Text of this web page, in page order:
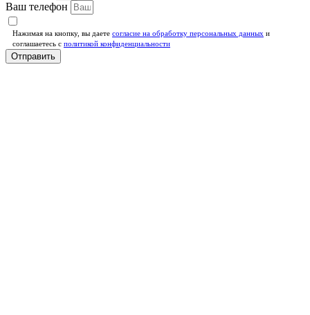
Ваш телефон
Нажимая на кнопку, вы даете согласие на обработку персональных данных и
соглашаетесь c политикой конфиденциальности
Отправить